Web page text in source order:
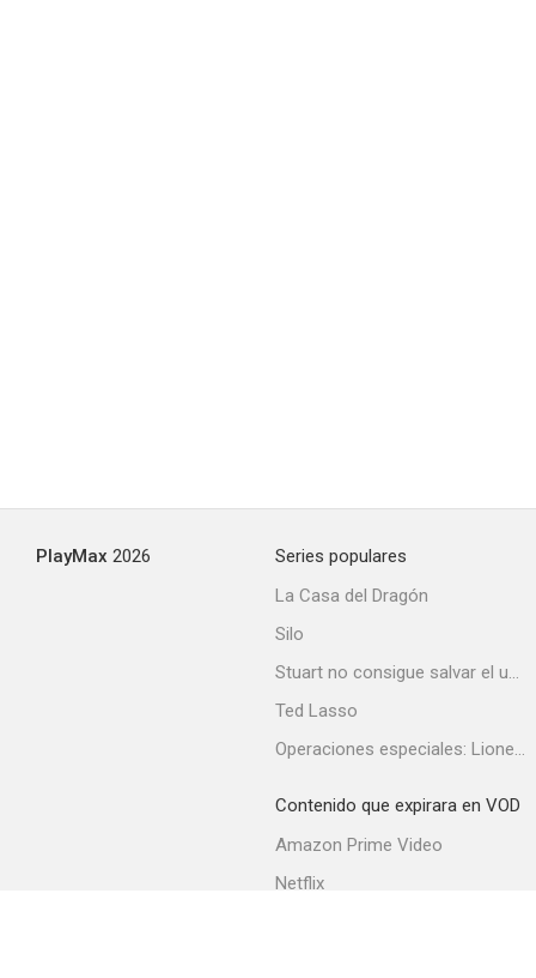
PlayMax 2026
Series populares
La Casa del Dragón
Silo
Stuart no consigue salvar el universo
Ted Lasso
Operaciones especiales: Lioness
Contenido que expirara en VOD
Amazon Prime Video
Netflix